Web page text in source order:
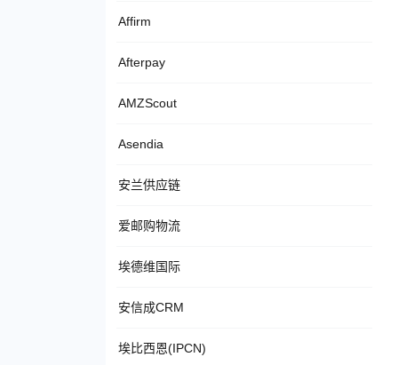
Affirm
Afterpay
AMZScout
Asendia
安兰供应链
爱邮购物流
埃德维国际
安信成CRM
埃比西恩(IPCN)